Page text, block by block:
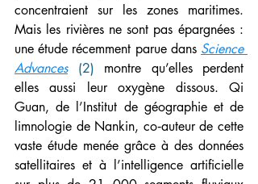
concentraient sur les zones maritimes.
Mais les rivières ne sont pas épargnées :
une étude récemment parue dans Science
Advances
(2) montre qu’elles perdent
elles aussi leur oxygène dissous. Qi
Guan, de l’Institut de géographie et de
limnologie de Nankin, co‑auteur de cette
vaste étude menée grâce à des données
satellitaires et à l’intelligence artificielle